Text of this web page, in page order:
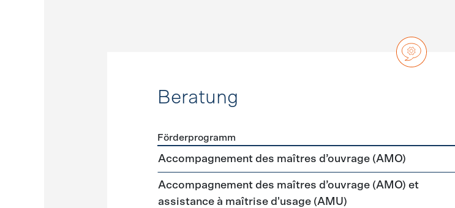
Beratung
Förderprogramme Beratung
Förderprogramm
Accompagnement des maîtres d’ouvrage (AMO)
Accompagnement des maîtres d’ouvrage (AMO) et
assistance à maîtrise d'usage (AMU)